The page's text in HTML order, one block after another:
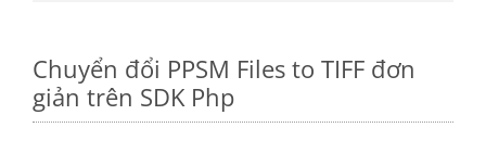
Chuyển đổi PPSM Files to TIFF đơn
giản trên SDK Php